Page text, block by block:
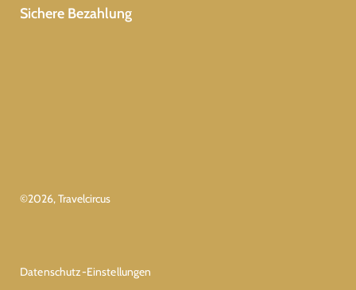
Sichere Bezahlung
©2026, Travelcircus
Datenschutz-Einstellungen